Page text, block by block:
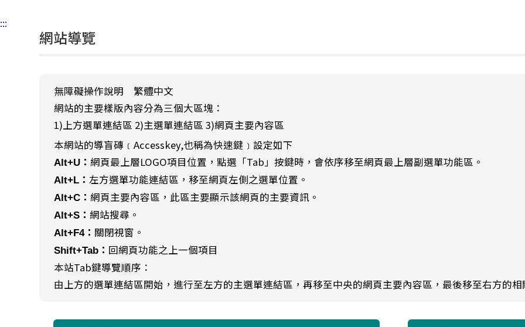
:::
網站導覽
無障礙操作說明 繁體中文
網站的主要樣版內容分為三個大區塊：
1)上方選單連結區 2)主選單連結區 3)網頁主要內容區
本網站的導盲磚﹝Accesskey,也稱為快速鍵﹞設定如下
Alt+U：網頁最上層LOGO項目位置，點選「Tab」按鍵時，會依序移至網頁最上層副選單功能區。
Alt+L：左方選單功能連結區，移至網頁左側之選單位置。
Alt+C：網頁主要內容區，此區主要顯示該網頁的主要資訊。
Alt+S：網站搜尋。
Alt+F4： 關閉視窗。
Shift+Tab： 回網頁功能之上一個項目
本站Tab鍵導覽順序：
由上方的選單連結區開始，進行至左方的主選單連結區，再移至中央的網頁主要內容區，最後移至右方的相